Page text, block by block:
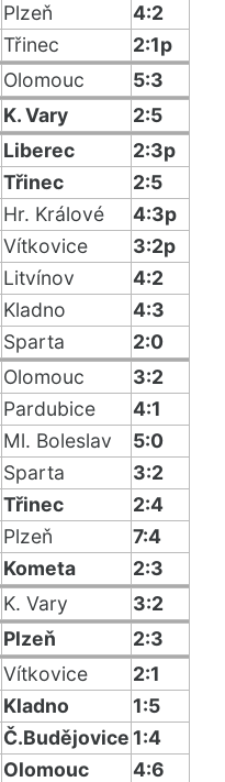
Plzeň
4:2
Třinec
2:1p
Olomouc
5:3
K. Vary
2:5
Liberec
2:3p
Třinec
2:5
Hr. Králové
4:3p
Vítkovice
3:2p
Litvínov
4:2
Kladno
4:3
Sparta
2:0
Olomouc
3:2
Pardubice
4:1
Ml. Boleslav
5:0
Sparta
3:2
Třinec
2:4
Plzeň
7:4
Kometa
2:3
K. Vary
3:2
Plzeň
2:3
Vítkovice
2:1
Kladno
1:5
Č.Budějovice 1:4
Olomouc
4:6